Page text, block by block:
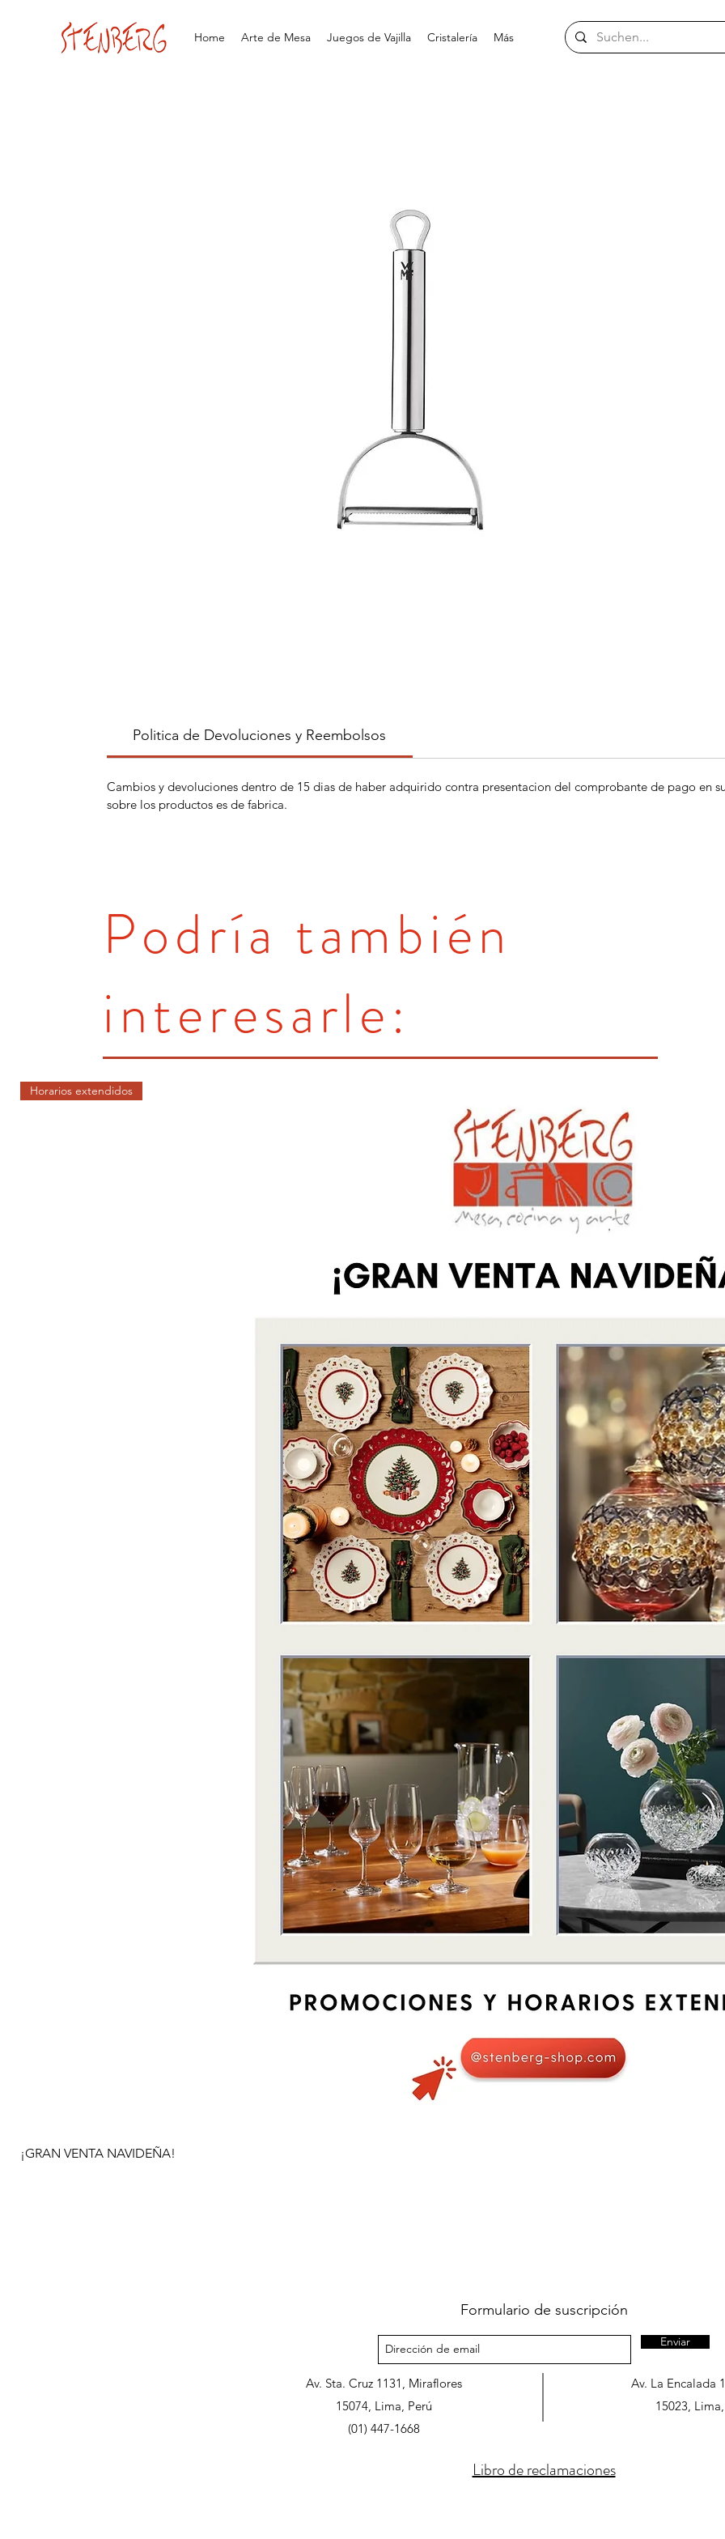
Home Arte de Mesa Juegos de Vajilla Cristalería Más
Politica de Devoluciones y Reembolsos
Cambios y devoluciones dentro de 15 dias de haber adquirido contra presentacion del comprobante de pago en
sobre los productos es de fabrica.
Horarios extendidos
¡GRAN VENTA NAVIDEÑA!
Podría también
interesarle:
Formulario de suscripción
Enviar
Av. Sta. Cruz 1131, Miraflores
15074, Lima, Perú
Av. La Encalada
15023,
(01) 447-1668
Libro de reclamaciones